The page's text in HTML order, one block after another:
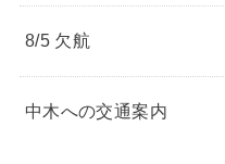
8/5 欠航
中木への交通案内